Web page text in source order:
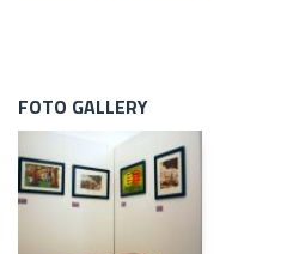
FOTO GALLERY